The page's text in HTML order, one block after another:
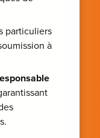
particuliers
à